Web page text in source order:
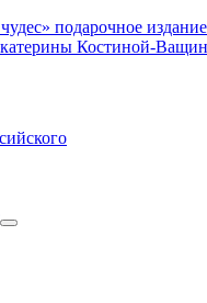
подарочное издание
Костиной-